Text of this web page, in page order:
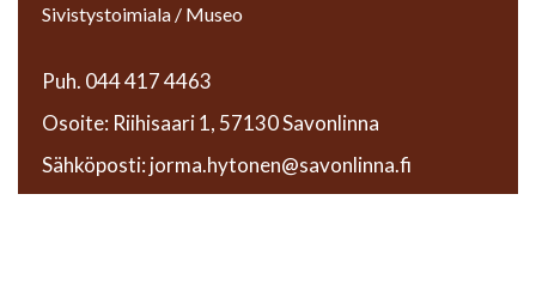
Sivistystoimiala / Museo
Puh. 044 417 4463
Osoite: Riihisaari 1, 57130 Savonlinna
Sähköposti: jorma.hytonen@savonlinna.fi